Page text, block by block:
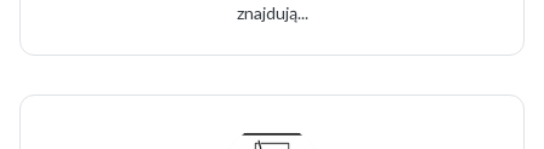
znajdują...